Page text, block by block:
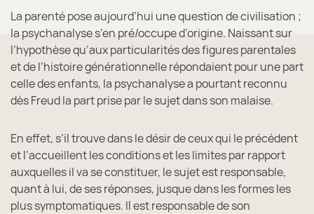
La parenté pose aujourd’hui une question de civilisation ;
la psychanalyse s’en pré/occupe d’origine. Naissant sur
l’hypothèse qu’aux particularités des figures parentales
et de l’histoire générationnelle répondaient pour une part
celle des enfants, la psychanalyse a pourtant reconnu
dès Freud la part prise par le sujet dans son malaise.
En effet, s’il trouve dans le désir de ceux qui le précédent
et l’accueillent les conditions et les limites par rapport
auxquelles il va se constituer, le sujet est responsable,
quant à lui, de ses réponses, jusque dans les formes les
plus symptomatiques. Il est responsable de son